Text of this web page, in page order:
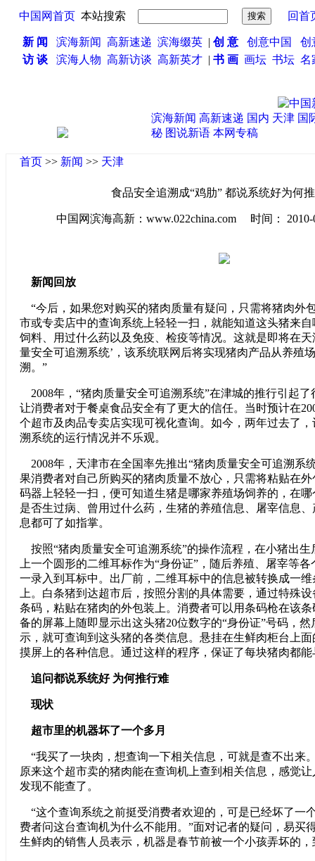
中国网首页 本站搜索 回首
新 闻 滨海新闻 高新速递 滨海缀英| 创 意 创意中国
创
访 谈
滨海人物 高新访谈 高新英才 | 书 画 画坛 书坛 名
滨海新闻 高新速递 国内 天津 国
秘 图说新语 本网专稿
首页 >> 新闻 >> 天津
食品安全追溯成“鸡肋” 都说系统好为何
中国网滨海高新：www.022china.com 时间： 2010-
新闻回放
“今后，如果您对购买的猪肉质量有疑问，只需将猪肉外
市或专卖店中的查询系统上轻轻一扫，就能知道这头猪来
饲料、用过什么药以及免疫、检疫等情况。这就是即将在天
量安全可追溯系统’，该系统联网后将实现猪肉产品从养殖
溯。”
2008年，“猪肉质量安全可追溯系统”在津城的推行引起
让消费者对于餐桌食品安全有了更大的信任。当时预计在
个超市及肉品专卖店实现可视化查询。如今，两年过去了
溯系统的运行情况并不乐观。
2008年，天津市在全国率先推出“猪肉质量安全可追溯系
果消费者对自己所购买的猪肉质量不放心，只需将粘贴在
码器上轻轻一扫，便可知道生猪是哪家养殖场饲养的，在
是否生过病、曾用过什么药，生猪的养殖信息、屠宰信息
息都可了如指掌。
按照“猪肉质量安全可追溯系统”的操作流程，在小猪出生
上一个圆形的二维耳标作为“身份证”，随后养殖、屠宰等
一录入到耳标中。出厂前，二维耳标中的信息被转换成一
上。白条猪到达超市后，按照分割的具体需要，通过特殊
条码，粘贴在猪肉的外包装上。消费者可以用条码枪在该
备的屏幕上随即显示出这头猪20位数字的“身份证”号码，
示，就可查询到这头猪的各类信息。悬挂在生鲜肉柜台上
摸屏上的各种信息。通过这样的程序，保证了每块猪肉都
追问都说系统好 为何推行难
现状
超市里的机器坏了一个多月
“我买了一块肉，想查询一下相关信息，可就是查不出来
原来这个超市卖的猪肉能在查询机上查到相关信息，感觉
发现不能查了。
“这个查询系统之前挺受消费者欢迎的，可是已经坏了一
费者问这台查询机为什么不能用。”面对记者的疑问，易买
生鲜肉的销售人员表示，机器是春节前被一个小孩弄坏的